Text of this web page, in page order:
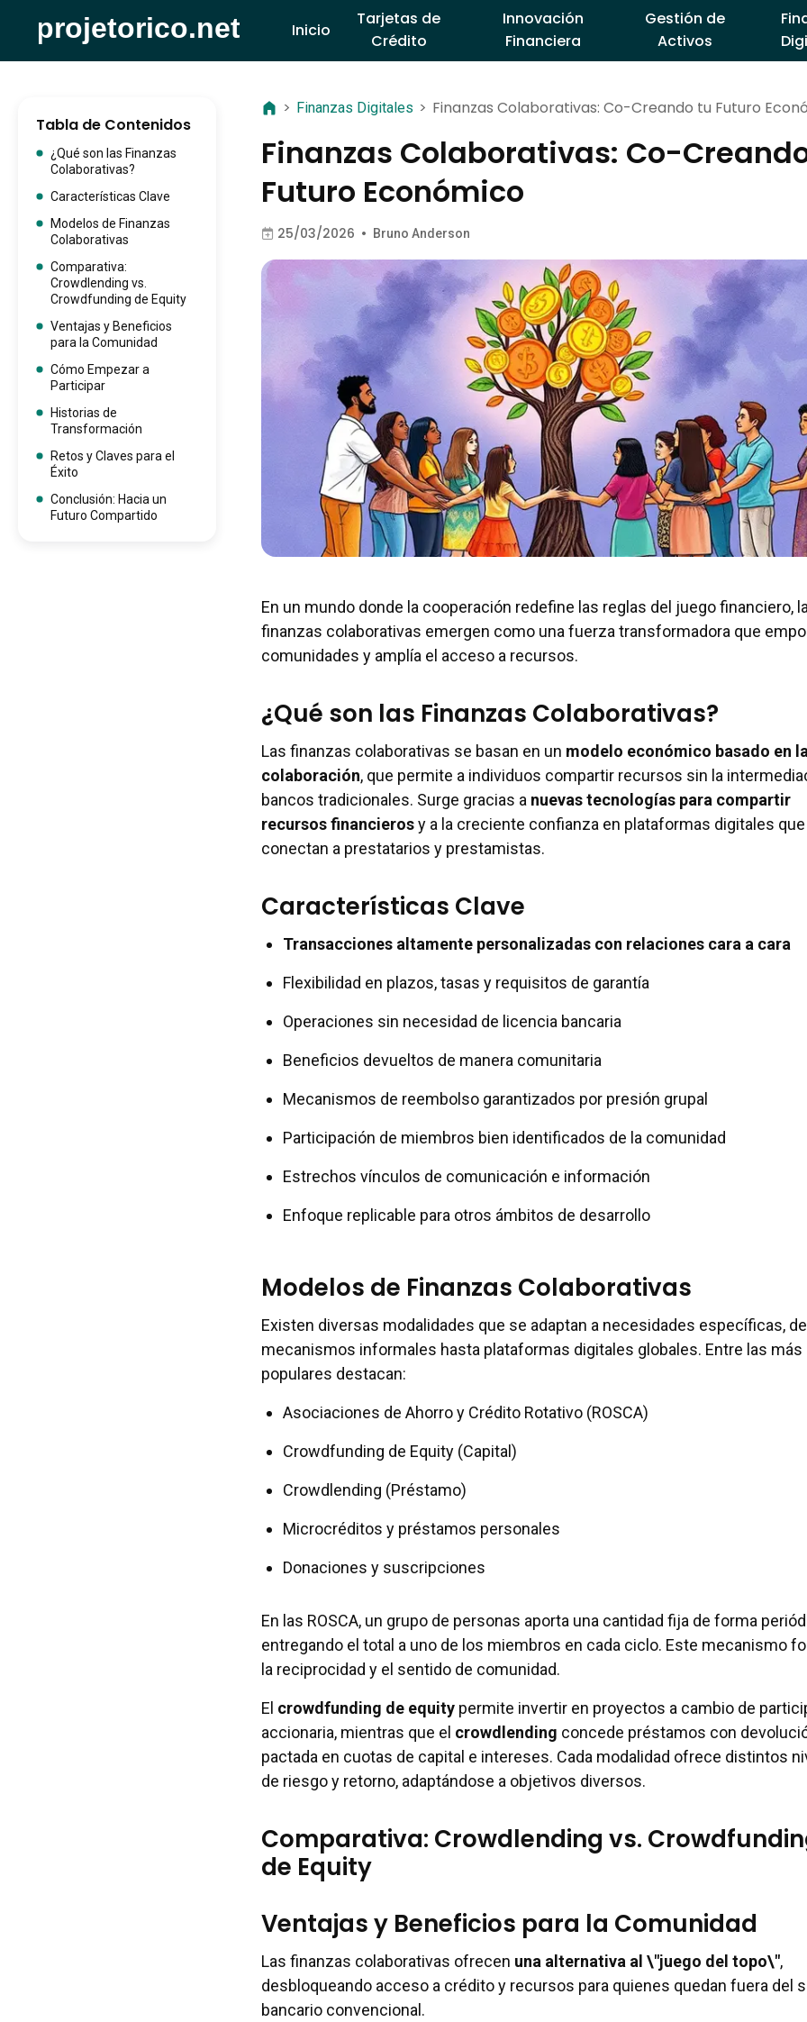
Inicio
Tarjetas de
Crédito
Innovación
Financiera
Gestión de
Activos
Tabla de Contenidos
¿Qué son las Finanzas
Colaborativas?
Características Clave
Modelos de Finanzas
Colaborativas
Comparativa:
Crowdlending vs.
Crowdfunding de Equity
Ventajas y Beneficios
para la Comunidad
Cómo Empezar a
Participar
Historias de
Transformación
Retos y Claves para el
Éxito
Conclusión: Hacia un
Futuro Compartido
> Finanzas Digitales > Finanzas Colaborativas: Co-Creando tu Futuro
Finanzas Colaborativas: Co-
Futuro Económico
25/03/2026 • Bruno Anderson
En un mundo donde la cooperación redefine las reglas del juego financiero,
finanzas colaborativas emergen como una fuerza transformadora que
comunidades y amplía el acceso a recursos.
¿Qué son las Finanzas Colaborativas?
Las finanzas colaborativas se basan en un modelo económico basado en
colaboración, que permite a individuos compartir recursos sin la
bancos tradicionales. Surge gracias a nuevas tecnologías para compartir
recursos financierosy a la creciente confianza en plataformas digitales que
conectan a prestatarios y prestamistas.
Características Clave
Transacciones altamente personalizadas con relaciones cara a cara
Flexibilidad en plazos, tasas y requisitos de garantía
Operaciones sin necesidad de licencia bancaria
Beneficios devueltos de manera comunitaria
Mecanismos de reembolso garantizados por presión grupal
Participación de miembros bien identificados de la comunidad
Estrechos vínculos de comunicación e información
Enfoque replicable para otros ámbitos de desarrollo
Modelos de Finanzas Colaborativas
Existen diversas modalidades que se adaptan a necesidades específicas,
mecanismos informales hasta plataformas digitales globales. Entre las más
populares destacan:
Asociaciones de Ahorro y Crédito Rotativo (ROSCA)
Crowdfunding de Equity (Capital)
Crowdlending (Préstamo)
Microcréditos y préstamos personales
Donaciones y suscripciones
En las ROSCA, un grupo de personas aporta una cantidad fija de forma
entregando el total a uno de los miembros en cada ciclo. Este mecanismo
la reciprocidad y el sentido de comunidad.
El crowdfunding de equity permite invertir en proyectos a cambio de
accionaria, mientras que el crowdlending concede préstamos con
pactada en cuotas de capital e intereses. Cada modalidad ofrece distintos
de riesgo y retorno, adaptándose a objetivos diversos.
Comparativa: Crowdlending vs.
de Equity
Ventajas y Beneficios para la Comunidad
Las finanzas colaborativas ofrecen una alternativa al \"juego del topo\",
desbloqueando acceso a crédito y recursos para quienes quedan fuera del
bancario convencional.